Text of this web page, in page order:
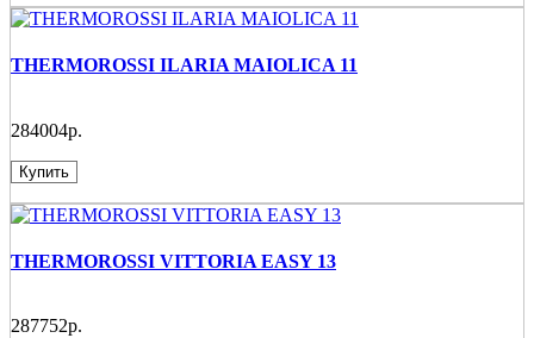
THERMOROSSI ILARIA MAIOLICA 11
284004р.
Купить
THERMOROSSI VITTORIA EASY 13
287752р.